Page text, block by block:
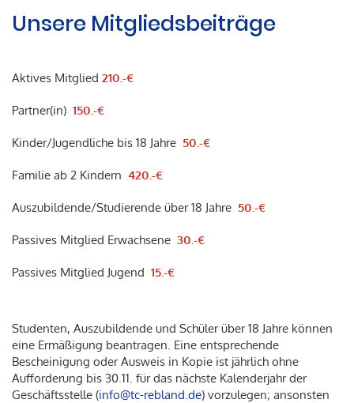
Unsere Mitgliedsbeiträge
Aktives Mitglied 210.-€
Partner(in) 150.-€
Kinder/Jugendliche bis 18 Jahre 50.-€
Familie ab 2 Kindern 420.-€
Auszubildende/Studierende über 18 Jahre 50.-€
Passives Mitglied Erwachsene 30.-€
Passives Mitglied Jugend 15.-€
Studenten, Auszubildende und Schüler über 18 Jahre können
eine Ermäßigung beantragen. Eine entsprechende
Bescheinigung oder Ausweis in Kopie ist jährlich ohne
Aufforderung bis 30.11. für das nächste Kalenderjahr der
Geschäftsstelle (info@tc-rebland.de) vorzulegen; ansonsten